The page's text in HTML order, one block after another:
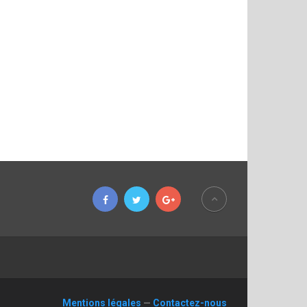
Mentions légales — Contactez-nous